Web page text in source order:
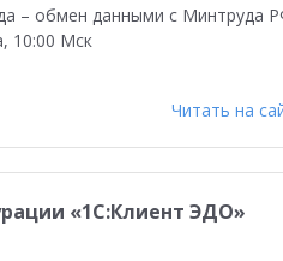
Честный знак
– обмен данными с Минтруда
10:00 Мск
Читать на
«1С:Клиент ЭДО»